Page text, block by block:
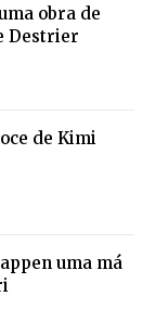
obra de
Destrier
de Kimi
uma má